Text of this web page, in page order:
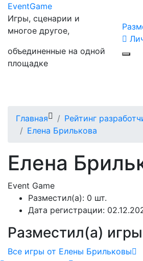
EventGame
Игры, сценарии и
многое другое,
объединенные на одной
площадке
Главная
Рейтинг
Елена Брилькова
Елена
Event Game
Разместил(а): 0 шт.
Дата регистрации:
Разместил(а) игры
Все игры от Елены Брильковы